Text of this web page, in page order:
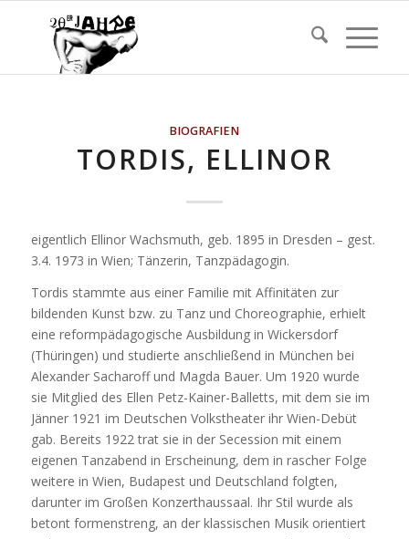
BIOGRAFIEN
TORDIS, ELLINOR
eigentlich Ellinor Wachsmuth, geb. 1895 in Dresden – gest.
3.4. 1973 in Wien; Tänzerin, Tanzpädagogin.
Tordis stammte aus einer Familie mit Affinitäten zur
bildenden Kunst bzw. zu Tanz und Choreographie, erhielt
eine reformpädagogische Ausbildung in Wickersdorf
(Thüringen) und studierte anschließend in München bei
Alexander Sacharoff und Magda Bauer. Um 1920 wurde
sie Mitglied des Ellen Petz-Kainer-Balletts, mit dem sie im
Jänner 1921 im Deutschen Volkstheater ihr Wien-Debüt
gab. Bereits 1922 trat sie in der Secession mit einem
eigenen Tanzabend in Erscheinung, dem in rascher Folge
weitere in Wien, Budapest und Deutschland folgten,
darunter im Großen Konzerthaussaal. Ihr Stil wurde als
betont formenstreng, an der klassischen Musik orientiert